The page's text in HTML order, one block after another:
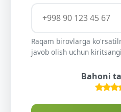
Raqam birovlarga
javob olish uchun
Bahoni